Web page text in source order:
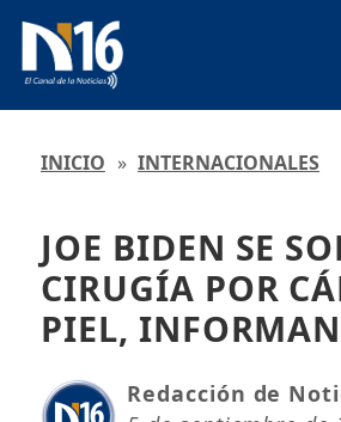
INICIO » INTERNACIONALES
JOE BIDEN SE
CIRUGÍA POR
PIEL,
Redacción de